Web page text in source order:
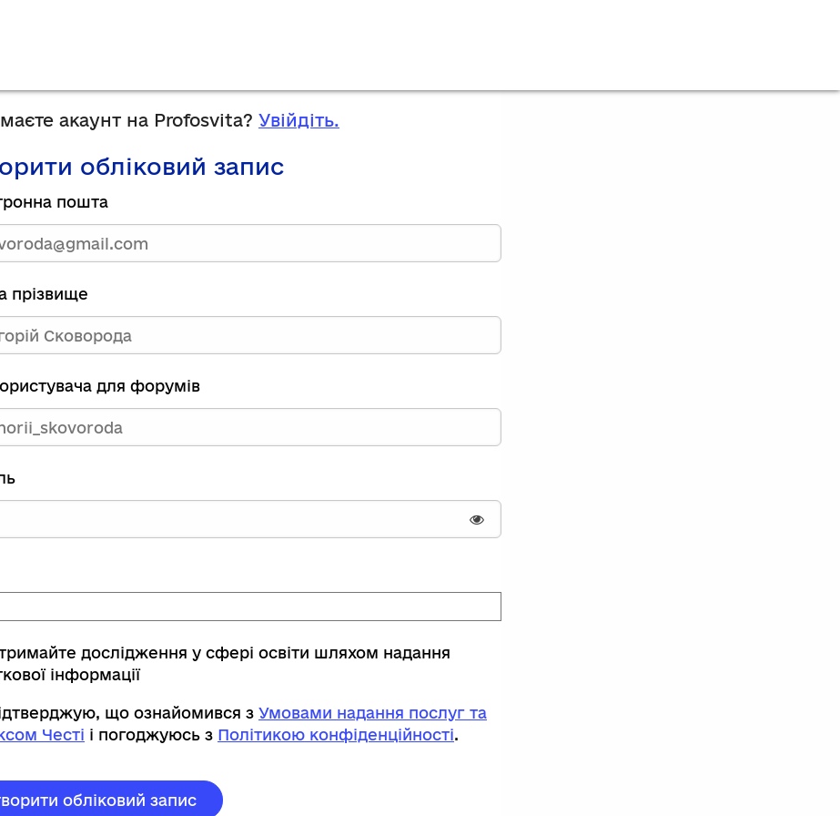
акаунт на Profosvita? Увійдіть.
обліковий запис
пошта
прізвище
для форумів
Показати пароль
дослідження у сфері освіти шляхом надання
інформації
що ознайомився з Умовами надання послуг та
Честі і погоджуюсь з Політикою конфіденційності.
обліковий запис